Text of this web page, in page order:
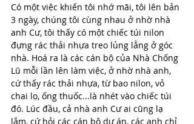
Có một việc khiến tôi nhớ mãi, tôi lên bản
3 ngày, chúng tôi cùng nhau ở nhờ nhà
anh Cư, tôi thấy có một chiếc túi nilon
đựng rác thải nhựa treo lủng lẳng ở góc
nhà. Hoá ra là các cán bộ của Nhà Chống
Lũ mỗi lần lên làm việc, ở nhờ nhà anh,
cứ thấy rác thải nhựa, từ bao nilon, vỏ
chai lọ, ống thuốc...là nhét vào chiếc túi
đó. Lúc đầu, cả nhà anh Cư ai cũng lạ
lắm, cứ hỏi các cán bộ dự án, các anh chỉ